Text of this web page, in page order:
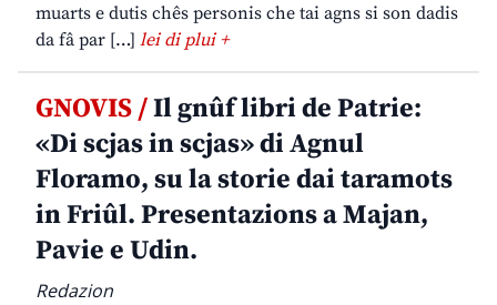
muarts e dutis chês personis che tai agns si son dadis
da fâ par […] lei di plui +
GNOVIS /Il gnûf libri de Patrie:
«Di scjas in scjas» di Agnul
Floramo, su la storie dai taramots
in Friûl. Presentazions a Majan,
Pavie e Udin.
Redazion